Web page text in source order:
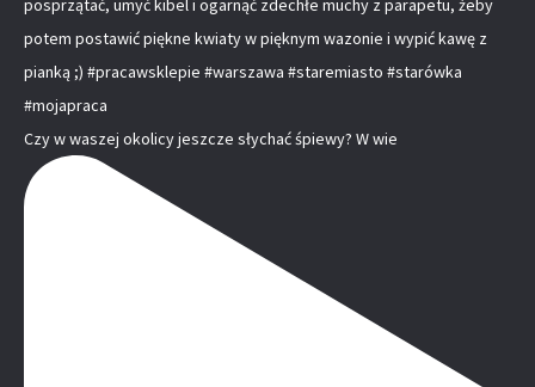
Czy w waszej okolicy jeszcze słychać śpiewy? W wie